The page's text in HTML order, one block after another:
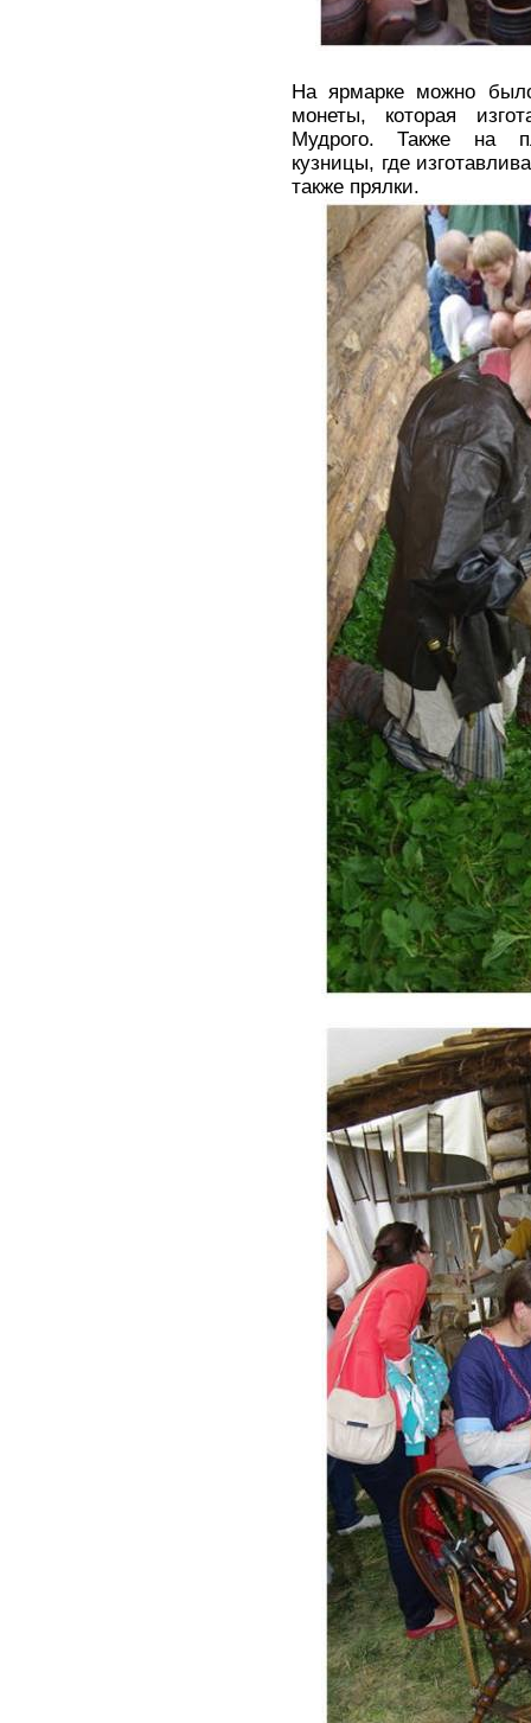
На ярмарке можно
монеты, которая
Мудрого. Также на
кузницы, где
также прялки.